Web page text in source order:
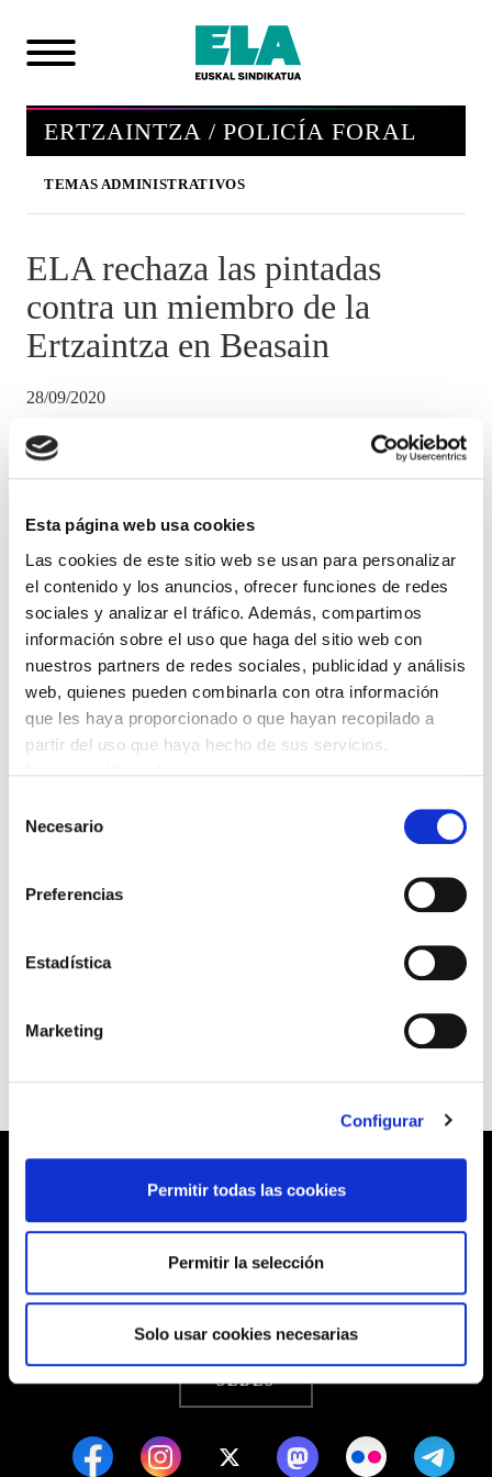
Esta página web usa cookies
Las cookies de este sitio web se usan para personalizar
el contenido y los anuncios, ofrecer funciones de redes
sociales y analizar el tráfico. Además, compartimos
información sobre el uso que haga del sitio web con
nuestros partners de redes sociales, publicidad y análisis
web, quienes pueden combinarla con otra información
que les haya proporcionado o que hayan recopilado a
partir del uso que haya hecho de sus servicios.
Necesario
Preferencias
Estadística
Marketing
Configurar
Permitir todas las cookies
Permitir la selección
Solo usar cookies necesarias
ERTZAINTZA / POLICÍA FORAL
TEMAS ADMINISTRATIVOS
ELA rechaza las pintadas
contra un miembro de la
Ertzaintza en Beasain
28/09/2020
ERTZAINTZA / POLICÍA FORAL
ELA-ERTZAINTZA quiere mostrar su
rechazo por las pintadas realizadas el
miembro de la Ertzaintza y mostrar nuestra
solidaridad con el ertzaina y las personas
que han sido objeto de dichas pintadas.
Desde ELA – Ertzaintza creemos que estas
actuaciones no ayudan en nada a una convivencia que
humanos.
Por ello,reiteramos nuestro apoyo al ertzaina que ha
padecido estas pintadas como al resto de personas que
Barrainkua, 13 48009 BILBO
Tel:944 03 77 00
SEDES